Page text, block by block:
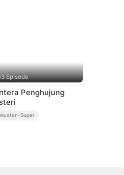
Episode
Penghujung
Super